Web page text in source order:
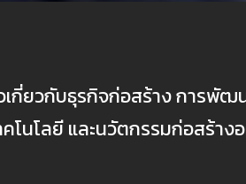
เกี่ยวกับธุรกิจก่อสร้าง การพั
นโลยี และนวัตกรรมก่อสร้าง